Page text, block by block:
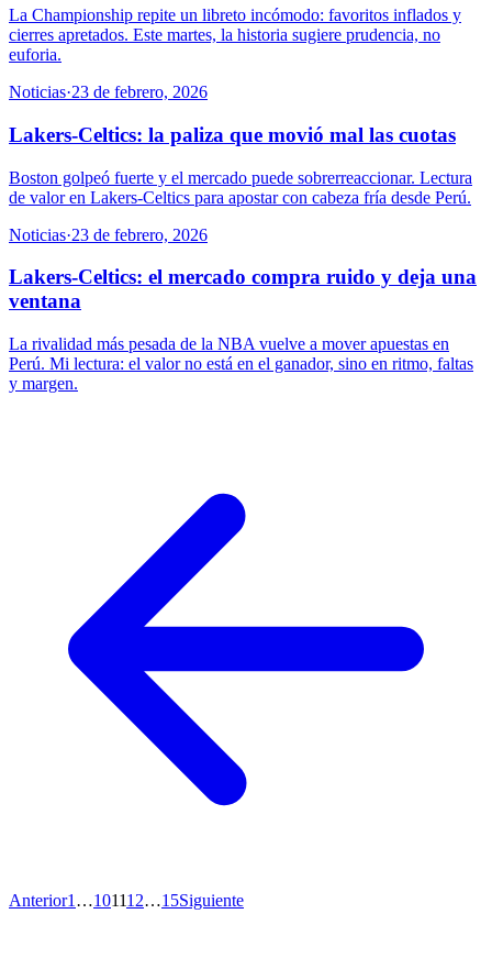
La Championship repite un libreto incómodo: favoritos inflados y
cierres apretados. Este martes, la historia sugiere prudencia, no
euforia.
Noticias·23 de febrero, 2026
Lakers-Celtics: la paliza que movió mal las cuotas
Boston golpeó fuerte y el mercado puede sobrerreaccionar. Lectura
de valor en Lakers-Celtics para apostar con cabeza fría desde Perú.
Noticias·23 de febrero, 2026
Lakers-Celtics: el mercado compra ruido y deja una
ventana
La rivalidad más pesada de la NBA vuelve a mover apuestas en
Perú. Mi lectura: el valor no está en el ganador, sino en ritmo, faltas
y margen.
Anterior1 …101112…15Siguiente